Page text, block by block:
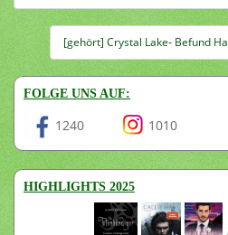
[gehört] Crystal Lake- Befund
FOLGE UNS AUF:
1240 1010
HIGHLIGHTS 2025